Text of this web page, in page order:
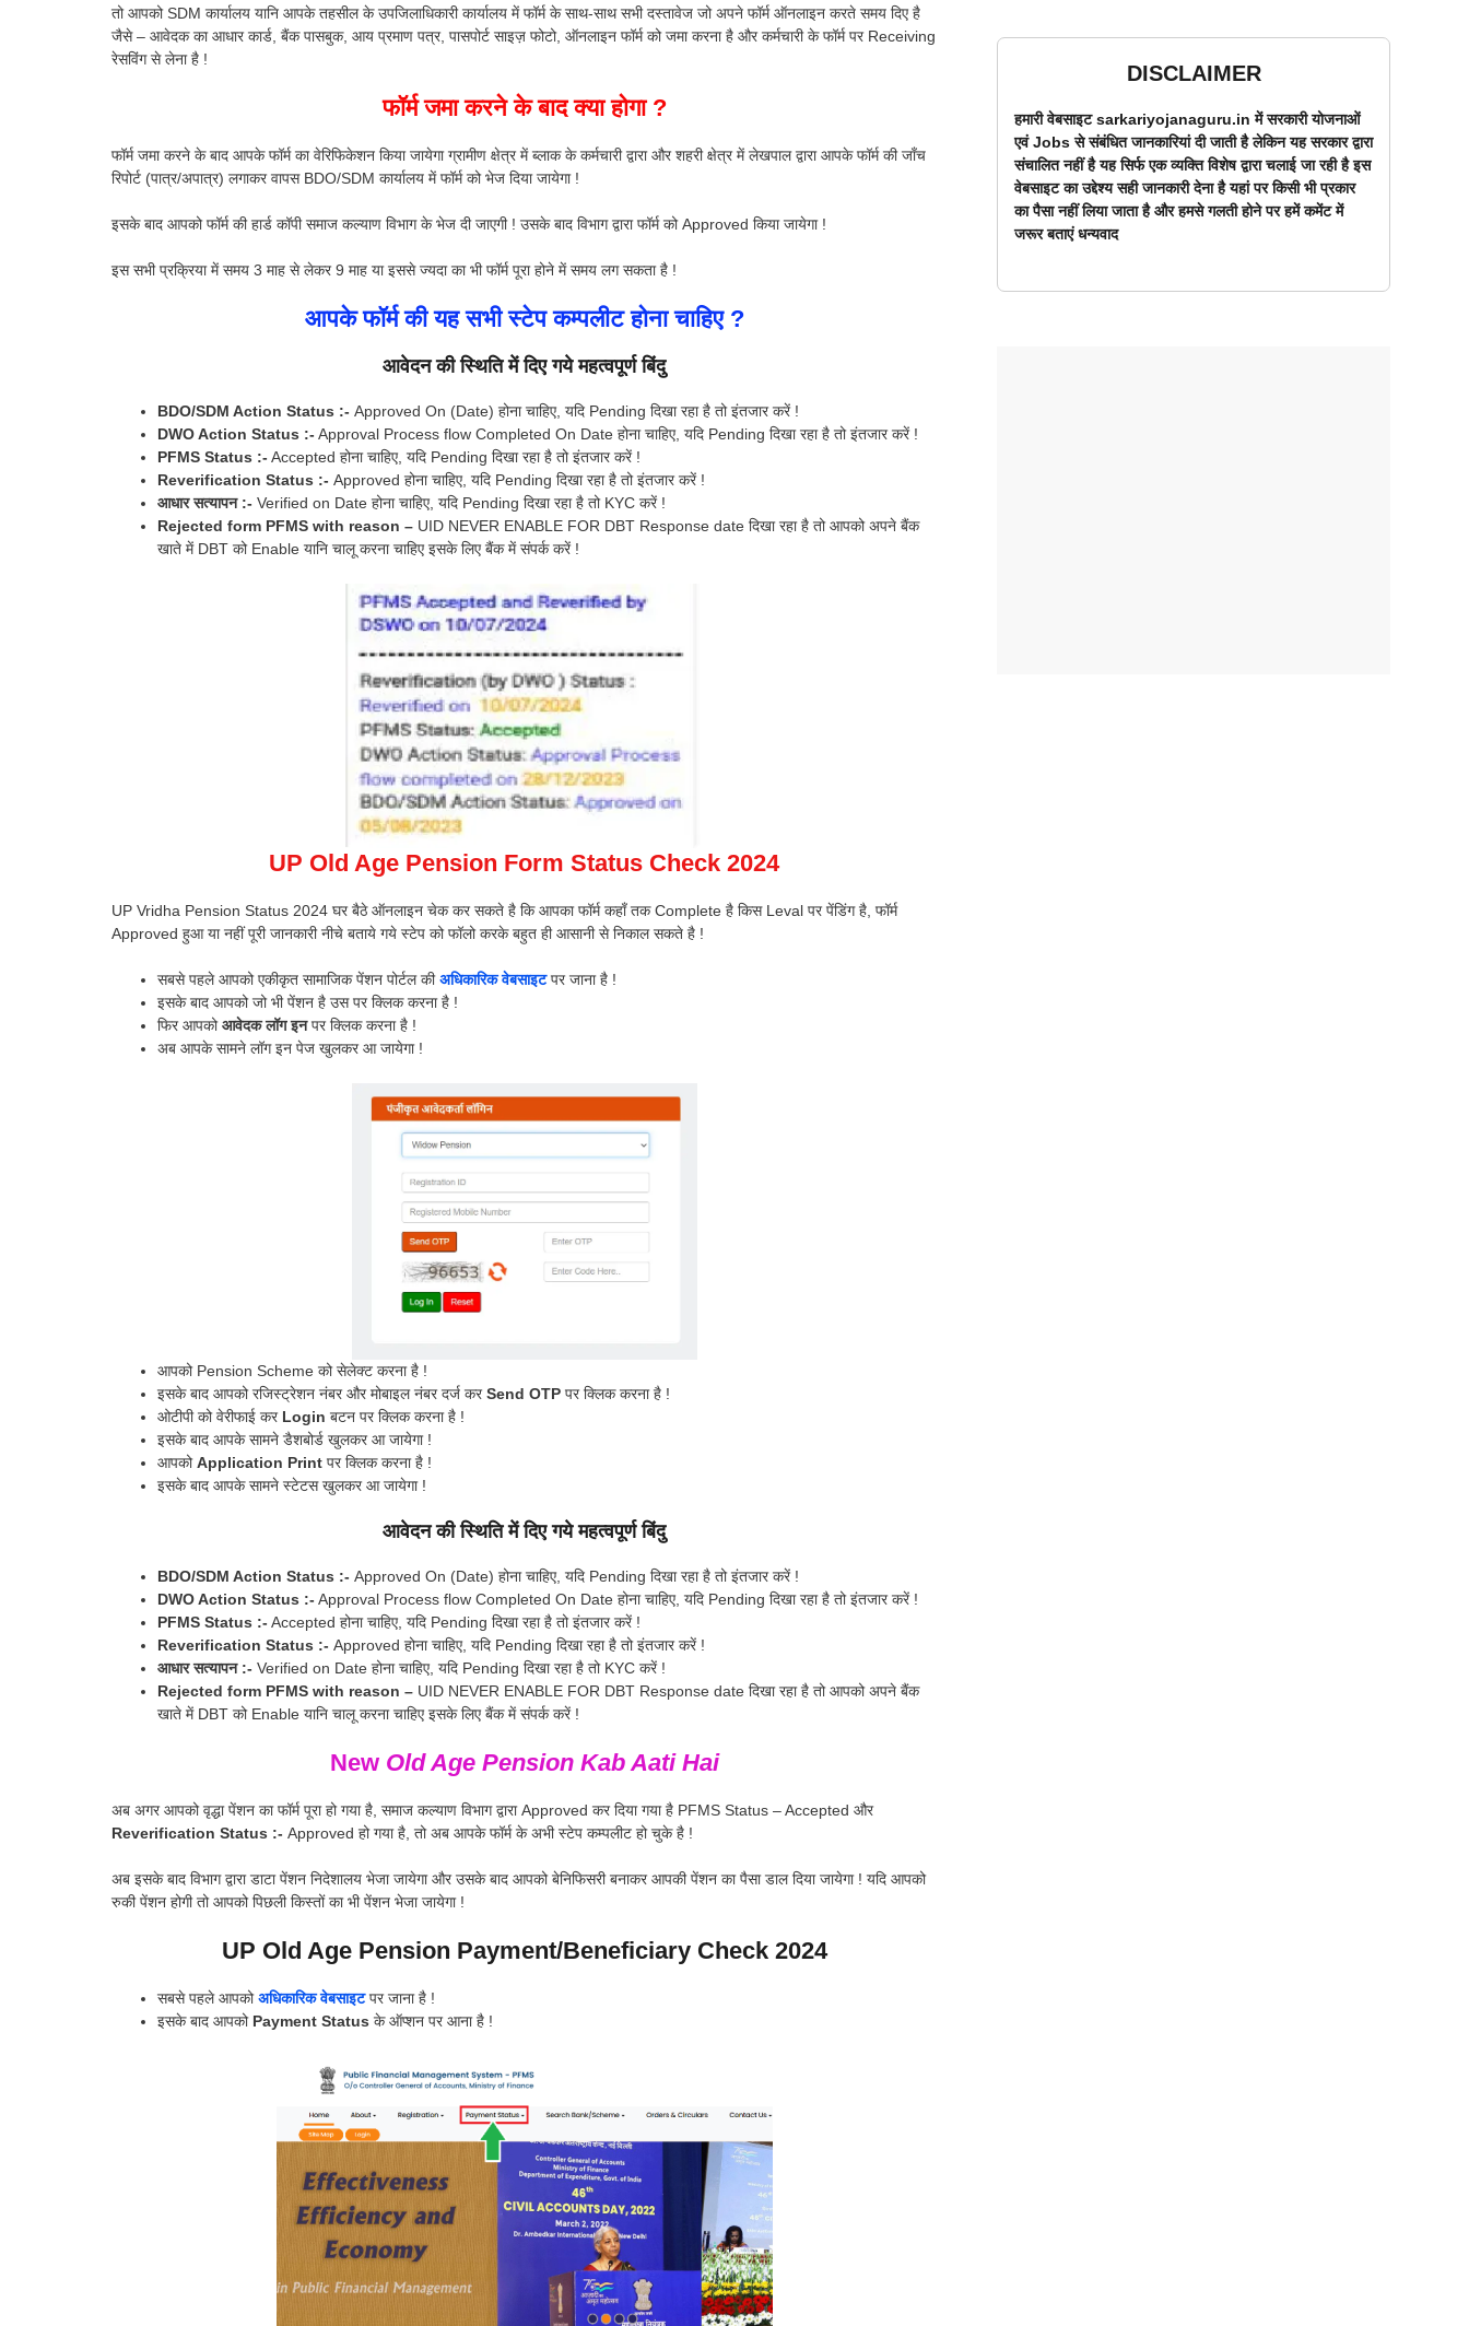
तो आपको SDM कार्यालय यानि आपके तहसील के उपजिलाधिकारी कार्यालय में फॉर्म के साथ-साथ सभी दस्तावेज जो अपने फॉर्म ऑनलाइन करते समय दिए है
जैसे – आवेदक का आधार कार्ड, बैंक पासबुक, आय प्रमाण पत्र, पासपोर्ट साइज़ फोटो, ऑनलाइन फॉर्म को जमा करना है और कर्मचारी के फॉर्म पर Receiving
रेसविंग से लेना है !
फॉर्म जमा करने के बाद क्या होगा ?
फॉर्म जमा करने के बाद आपके फॉर्म का वेरिफिकेशन किया जायेगा ग्रामीण क्षेत्र में ब्लाक के कर्मचारी द्वारा और शहरी क्षेत्र में लेखपाल द्वारा आपके फॉर्म की जाँच
रिपोर्ट (पात्र/अपात्र) लगाकर वापस BDO/SDM कार्यालय में फॉर्म को भेज दिया जायेगा !
इसके बाद आपको फॉर्म की हार्ड कॉपी समाज कल्याण विभाग के भेज दी जाएगी ! उसके बाद विभाग द्वारा फॉर्म को Approved किया जायेगा !
इस सभी प्रक्रिया में समय 3 माह से लेकर 9 माह या इससे ज्यदा का भी फॉर्म पूरा होने में समय लग सकता है !
आपके फॉर्म की यह सभी स्टेप कम्पलीट होना चाहिए ?
आवेदन की स्थिति में दिए गये महत्वपूर्ण बिंदु
BDO/SDM Action Status :- Approved On (Date) होना चाहिए, यदि Pending दिखा रहा है तो इंतजार करें !
DWO Action Status :- Approval Process flow Completed On Date होना चाहिए, यदि Pending दिखा रहा है तो इंतजार करें !
PFMS Status :- Accepted होना चाहिए, यदि Pending दिखा रहा है तो इंतजार करें !
Reverification Status :- Approved होना चाहिए, यदि Pending दिखा रहा है तो इंतजार करें !
आधार सत्यापन :- Verified on Date होना चाहिए, यदि Pending दिखा रहा है तो KYC करें !
Rejected form PFMS with reason – UID NEVER ENABLE FOR DBT Response date दिखा रहा है तो आपको अपने बैंक
खाते में DBT को Enable यानि चालू करना चाहिए इसके लिए बैंक में संपर्क करें !
UP Old Age Pension Form Status Check 2024
UP Vridha Pension Status 2024 घर बैठे ऑनलाइन चेक कर सकते है कि आपका फॉर्म कहाँ तक Complete है किस Leval पर पेंडिंग है, फॉर्म
Approved हुआ या नहीं पूरी जानकारी नीचे बताये गये स्टेप को फॉलो करके बहुत ही आसानी से निकाल सकते है !
सबसे पहले आपको एकीकृत सामाजिक पेंशन पोर्टल कीअधिकारिक वेबसाइटपर जाना है !
इसके बाद आपको जो भी पेंशन है उस पर क्लिक करना है !
फिर आपकोआवेदक लॉग इनपर क्लिक करना है !
अब आपके सामने लॉग इन पेज खुलकर आ जायेगा !
आपको Pension Scheme को सेलेक्ट करना है !
इसके बाद आपको रजिस्ट्रेशन नंबर और मोबाइल नंबर दर्ज करSend OTP पर क्लिक करना है !
ओटीपी को वेरीफाई कर Login बटन पर क्लिक करना है !
इसके बाद आपके सामने डैशबोर्ड खुलकर आ जायेगा !
आपकोApplication Print पर क्लिक करना है !
इसके बाद आपके सामने स्टेटस खुलकर आ जायेगा !
आवेदन की स्थिति में दिए गये महत्वपूर्ण बिंदु
BDO/SDM Action Status :- Approved On (Date) होना चाहिए, यदि Pending दिखा रहा है तो इंतजार करें !
DWO Action Status :- Approval Process flow Completed On Date होना चाहिए, यदि Pending दिखा रहा है तो इंतजार करें !
PFMS Status :- Accepted होना चाहिए, यदि Pending दिखा रहा है तो इंतजार करें !
Reverification Status :- Approved होना चाहिए, यदि Pending दिखा रहा है तो इंतजार करें !
आधार सत्यापन :- Verified on Date होना चाहिए, यदि Pending दिखा रहा है तो KYC करें !
Rejected form PFMS with reason – UID NEVER ENABLE FOR DBT Response date दिखा रहा है तो आपको अपने बैंक
खाते में DBT को Enable यानि चालू करना चाहिए इसके लिए बैंक में संपर्क करें !
NewOld Age Pension Kab Aati Hai
अब अगर आपको वृद्धा पेंशन का फॉर्म पूरा हो गया है, समाज कल्याण विभाग द्वारा Approved कर दिया गया है PFMS Status – Accepted और
Reverification Status :- Approved हो गया है, तो अब आपके फॉर्म के अभी स्टेप कम्पलीट हो चुके है !
अब इसके बाद विभाग द्वारा डाटा पेंशन निदेशालय भेजा जायेगा और उसके बाद आपको बेनिफिसरी बनाकर आपकी पेंशन का पैसा डाल दिया जायेगा ! यदि आपको
रुकी पेंशन होगी तो आपको पिछली किस्तों का भी पेंशन भेजा जायेगा !
UP Old Age Pension Payment/Beneficiary Check 2024
सबसे पहले आपकोअधिकारिक वेबसाइटपर जाना है !
इसके बाद आपको Payment Status के ऑप्शन पर आना है !
DISCLAIMER
हमारी वेबसाइट sarkariyojanaguru.in में सरकारी योजनाओं
एवं Jobs से संबंधित जानकारियां दी जाती है लेकिन यह सरकार द्वारा
संचालित नहीं है यह सिर्फ एक व्यक्ति विशेष द्वारा चलाई जा रही है इस
वेबसाइट का उद्देश्य सही जानकारी देना है यहां पर किसी भी प्रकार
का पैसा नहीं लिया जाता है और हमसे गलती होने पर हमें कमेंट में
जरूर बताएं धन्यवाद